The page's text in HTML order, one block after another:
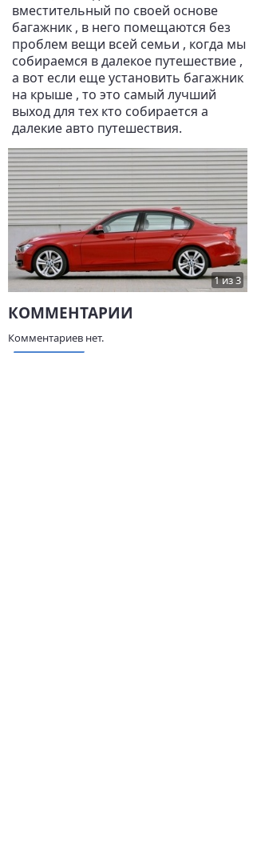
вместительный по своей основе
багажник , в него помещаются без
проблем вещи всей семьи , когда мы
собираемся в далекое путешествие ,
а вот если еще установить багажник
на крыше , то это самый лучший
выход для тех кто собирается а
далекие авто путешествия.
1 из 3
КОММЕНТАРИИ
Комментариев нет.